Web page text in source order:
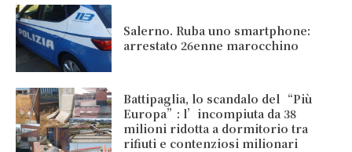
Salerno. Ruba uno smartphone:
arrestato 26enne marocchino
Battipaglia, lo scandalo del “Più
Europa”: l’incompiuta da 38
milioni ridotta a dormitorio tra
rifiuti e contenziosi milionari